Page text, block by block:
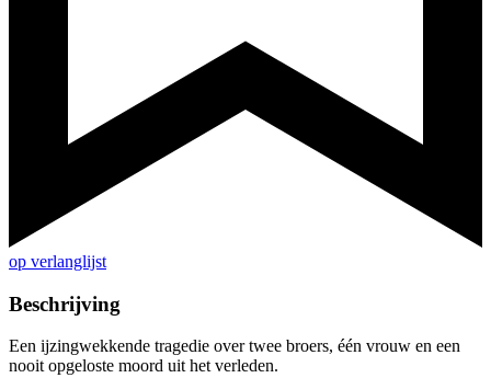
op verlanglijst
Beschrijving
Een ijzingwekkende tragedie over twee broers, één vrouw en een
nooit opgeloste moord uit het verleden.